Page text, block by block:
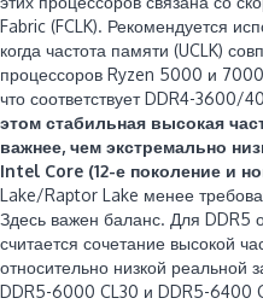
Fabric (FCLK). Рекомендуется
когда частота памяти (UCLK)
процессоров Ryzen 5000 и
что соответствует DDR4-
этом стабильная высокая
важнее, чем экстремально
Intel Core (12-е поколение и
Lake/Raptor Lake менее
Здесь важен баланс. Для DDR5
считается сочетание высокой
относительно низкой реальной
DDR5-6000 CL30 и DDR5-6400